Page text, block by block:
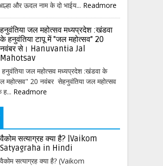
और ऊदल नाम के दो भाईय... Readmore
हनुवंतिया जल महोत्सव मध्यप्रदेश :खंडवा
के हनुवंतिया टापू में "जल महोत्सव" 20
नवंबर से। Hanuvantia Jal
Mahotsav
हनुवंतिया जल महोत्सव मध्यप्रदेश :खंडवा के
महोत्सव" 20 नवंबर सेहनुवंतिया जल महोत्सव
ह... Readmore
वैकोम सत्याग्रह क्या है? |Vaikom
Satyagraha in Hindi
वैकोम सत्याग्रह क्या है? (Vaikom